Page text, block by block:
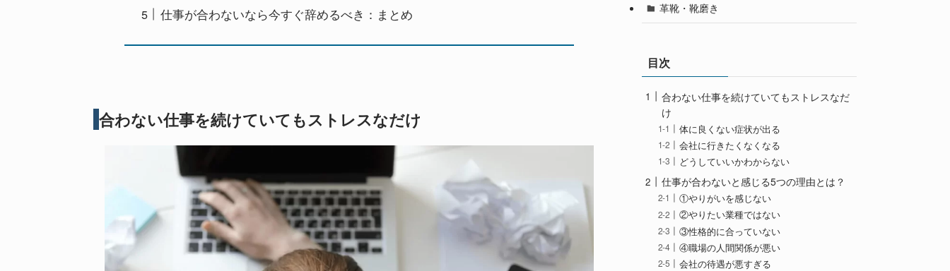
仕事が合わないなら今すぐ辞めるべき：まとめ
合わない仕事を続けていてもストレスなだけ
革靴・靴磨き
目次
合わない仕事を続けていてもストレスなだ
け
体に良くない症状が出る
会社に行きたくなくなる
どうしていいかわからない
仕事が合わないと感じる5つの理由とは？
①やりがいを感じない
②やりたい業種ではない
③性格的に合っていない
④職場の人間関係が悪い
会社の待遇が悪すぎる